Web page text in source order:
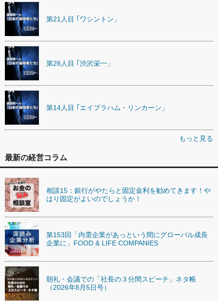
第21人目 ｢ワシントン」
第26人目 ｢渋沢栄一」
第14人目 ｢エイブラハム・リンカーン」
もっと見る
最新の経営コラム
相談15：銀行がやたらと固定金利を勧めてきます！や
はり固定がよいのでしょうか！
第153回「内需企業があっという間にグローバル成長
企業に」FOOD & LIFE COMPANIES
朝礼・会議での「社長の３分間スピーチ」ネタ帳
（2026年8月5日号）